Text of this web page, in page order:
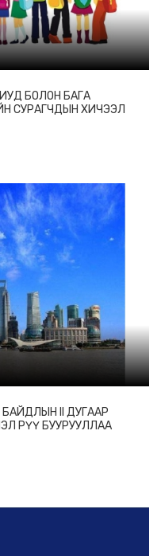
БОЛОН БАГА
СУРАГЧДЫН ХИЧЭЭЛ
II ДУГААР
РҮҮ БУУРУУЛЛАА